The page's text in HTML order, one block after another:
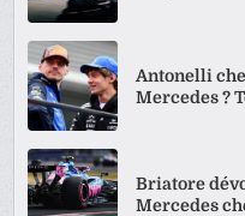
Antonelli
Mercedes ?
Briatore
Mercedes